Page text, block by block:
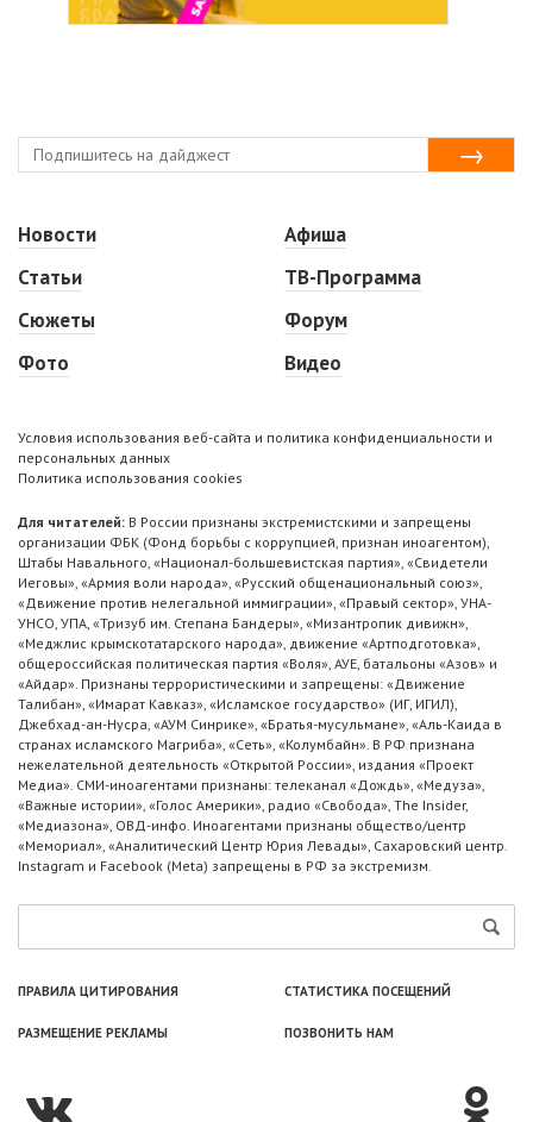
Новости
Статьи
Сюжеты
Фото
Афиша
ТВ-Программа
Форум
Видео
Условия использования веб-сайта и политика конфиденциальности и
персональных данных
Политика использования cookies
Для читателей: В России признаны экстремистскими и запрещены
организации ФБК (Фонд борьбы с коррупцией, признан иноагентом),
Штабы Навального, «Национал-большевистская партия», «Свидетели
Иеговы», «Армия воли народа», «Русский общенациональный союз»,
«Движение против нелегальной иммиграции», «Правый сектор», УНА-
УНСО, УПА, «Тризуб им. Степана Бандеры», «Мизантропик дивижн»,
«Меджлис крымскотатарского народа», движение «Артподготовка»,
общероссийская политическая партия «Воля», АУЕ, батальоны «Азов» и
«Айдар». Признаны террористическими и запрещены: «Движение
Талибан», «Имарат Кавказ», «Исламское государство» (ИГ, ИГИЛ),
Джебхад-ан-Нусра, «АУМ Синрике», «Братья-мусульмане», «Аль-Каида в
странах исламского Магриба», «Сеть», «Колумбайн». В РФ признана
нежелательной деятельность «Открытой России», издания «Проект
Медиа». СМИ-иноагентами признаны: телеканал «Дождь», «Медуза»,
«Важные истории», «Голос Америки», радио «Свобода», The Insider,
«Медиазона», ОВД-инфо. Иноагентами признаны общество/центр
«Мемориал», «Аналитический Центр Юрия Левады», Сахаровский центр.
Instagram и Facebook (Metа) запрещены в РФ за экстремизм.
ПРАВИЛА ЦИТИРОВАНИЯ СТАТИСТИКА ПОСЕЩЕНИЙ
РАЗМЕЩЕНИЕ РЕКЛАМЫ ПОЗВОНИТЬ НАМ